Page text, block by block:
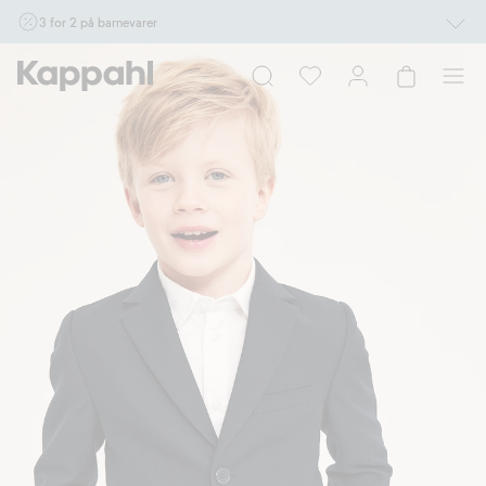
3 for 2 på barnevarer
17/8 i butikk & online for deg som er eller blir medlem. Kan ikke kombineres med
andre tilbud eller rabatter.